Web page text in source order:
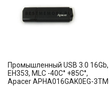
Промышленный USB 3.0 16Gb,
EH353, MLC -40C° +85C°,
Apacer APHA016GAK0EG-3TM